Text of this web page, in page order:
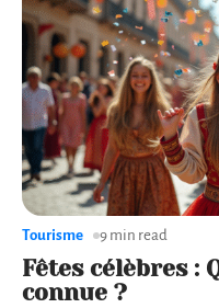
Fêtes célèbres :
connue ?
Tourisme 9 min read